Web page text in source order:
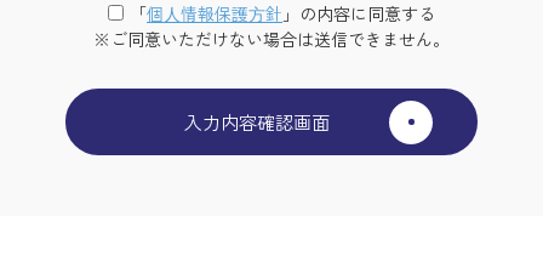
「個⼈情報保護⽅針 」の内容に同意する
※ご同意いただけない場合は送信できません。